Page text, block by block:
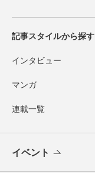
記事スタイルから探す
インタビュー
マンガ
連載一覧
イベント